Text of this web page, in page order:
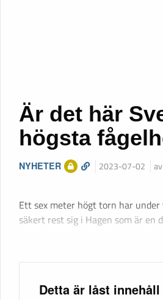
Är det här
högsta
NYHETER 2023-07-02
Ett sex meter högt torn har under
säkert rest sig i Hagen som är en
Detta är låst innehåll